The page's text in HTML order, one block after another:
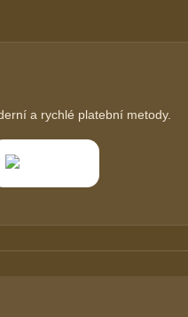
a rychlé platební metody.